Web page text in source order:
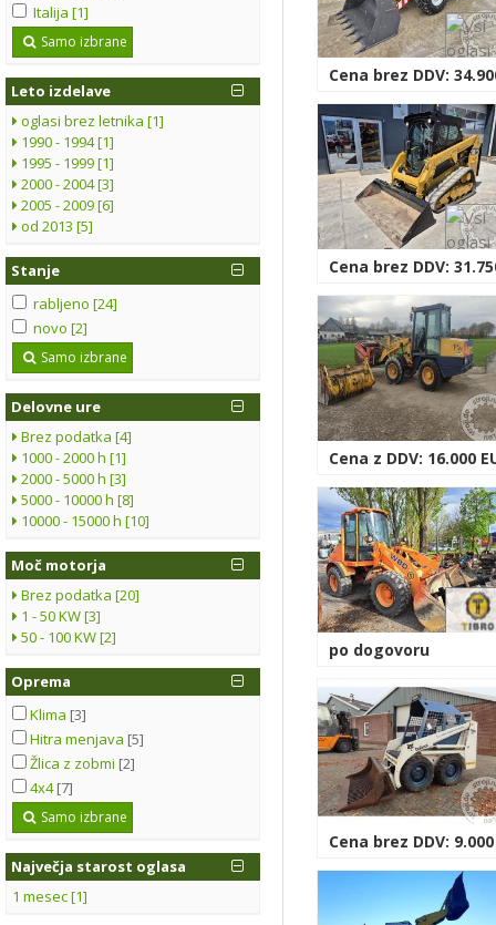
Italija [1]
Samo izbrane
Leto izdelave
oglasi brez letnika [1]
1990 - 1994 [1]
1995 - 1999 [1]
2000 - 2004 [3]
2005 - 2009 [6]
od 2013 [5]
Stanje
rabljeno [24]
novo [2]
Samo izbrane
Delovne ure
Brez podatka [4]
1000 - 2000 h [1]
2000 - 5000 h [3]
5000 - 10000 h [8]
10000 - 15000 h [10]
Moč motorja
Brez podatka [20]
1 - 50 KW [3]
50 - 100 KW [2]
Oprema
Klima [3]
Hitra menjava [5]
Žlica z zobmi [2]
4x4[7]
Samo izbrane
Največja starost oglasa
1 mesec [1]
Cena brez DDV:
Cena brez DDV:
Cena z DDV: 16.000
po dogovoru
Cena brez DDV: 9.000